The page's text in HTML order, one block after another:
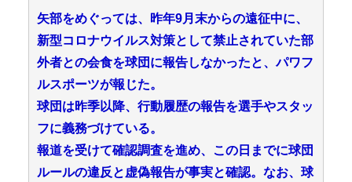
矢部をめぐっては、昨年9月末からの遠征中に、
新型コロナウイルス対策として禁止されていた部
外者との会食を球団に報告しなかったと、パワフ
ルスポーツが報じた。
球団は昨季以降、行動履歴の報告を選手やスタッ
フに義務づけている。
報道を受けて確認調査を進め、この日までに球団
ルールの違反と虚偽報告が事実と確認。なお、球